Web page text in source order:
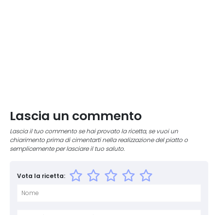
Lascia un commento
Lascia il tuo commento se hai provato la ricetta, se vuoi un
chiarimento prima di cimentarti nella realizzazione del piatto o
semplicemente per lasciare il tuo saluto.
Vota la ricetta: